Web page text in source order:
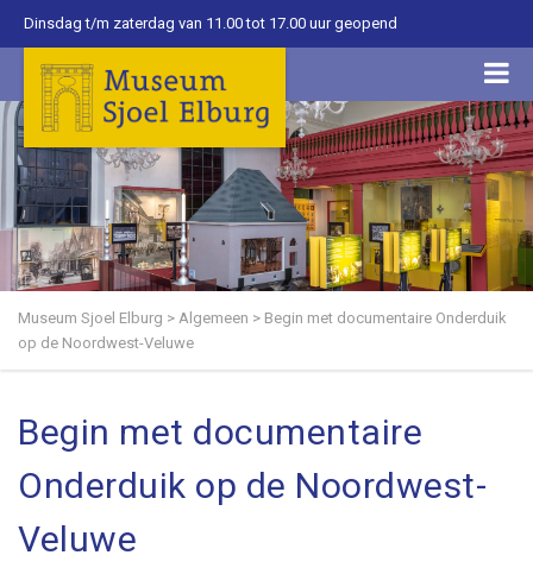
Dinsdag t/m zaterdag van 11.00 tot 17.00 uur geopend
Museum Sjoel Elburg > Algemeen > Begin met documentaire Onderduik
op de Noordwest-Veluwe
Begin met documentaire
Onderduik op de Noordwest-
Veluwe